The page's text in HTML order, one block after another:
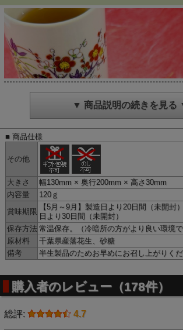
千葉県産ピーナッツの確か
原料には、風味の良い千葉県産ピーナッツ
▼ 商品説明の続きを見る
■ 商品仕様
その他
大きさ
幅130mm × 奥行200mm × 高さ30mm
内容量
120ｇ
賞味期限
【5月～9月】製造日より20日間（未開封
日より30日間（未開封）
保存方法 常温保存。（冷暗所の方がより良い環境で
原材料
千葉県産落花生、砂糖
備考
半生製品のためお早めにお召し上がりくだ
購入者のレビュー（178件）
総評: 4.7